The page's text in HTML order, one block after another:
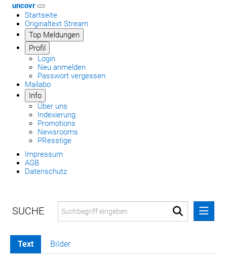
uncovr
Startseite
Originaltext Stream
Top Meldungen
Profil
Login
Neu anmelden
Passwort vergessen
Mailabo
Info
Über uns
Indexierung
Promotions
Newsrooms
PResstige
Impressum
AGB
Datenschutz
MELDUNGEN
Text Bilder